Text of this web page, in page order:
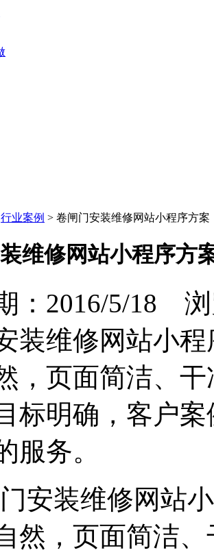
行业案例 > 卷闸门安装维修网站小程序方案
维修网站小程序方
：2016/5/18
装维修网站小
，页面简洁、
标明确，客户
服务。
安装维修网站
然，页面简洁